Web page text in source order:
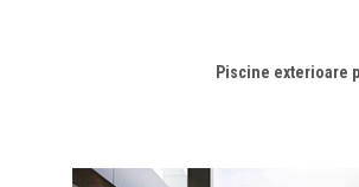
Piscine exterioare